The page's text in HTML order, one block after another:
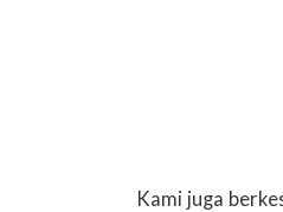
Kami juga